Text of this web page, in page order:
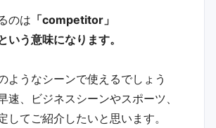
のは 「competitor」
いう意味になります。
ようなシーンで使えるでしょう
速、ビジネスシーンやスポーツ、
してご紹介したいと思います。